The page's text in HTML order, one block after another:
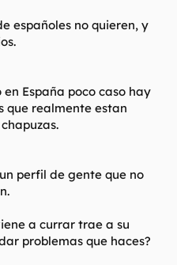
españoles no quieren, y
España poco caso hay
que realmente estan
perfil de gente que no
a currar trae a su
problemas que haces?